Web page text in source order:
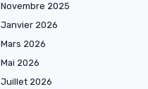
Novembre 2025
Janvier 2026
Mars 2026
Mai 2026
Juillet 2026